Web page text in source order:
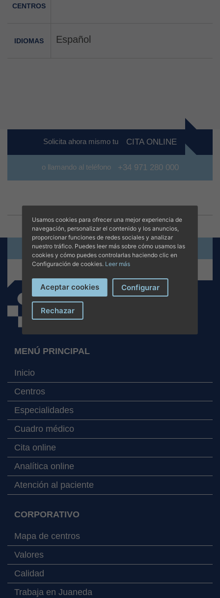
CENTROS
IDIOMAS Español
Solicita ahora mismo tu CITA ONLINE
o llamando al teléfono +34 971 280 000
Solicita cita online
+34 971 280 000
MENÚ PRINCIPAL
Inicio
Centros
Especialidades
Cuadro médico
Cita online
Analítica online
Atención al paciente
CORPORATIVO
Mapa de centros
Valores
Calidad
Trabaja en Juaneda
Usamos cookies para ofrecer una mejor experiencia de
navegación, personalizar el contenido y los anuncios,
proporcionar funciones de redes sociales y analizar
nuestro tráfico. Puedes leer más sobre cómo usamos las
cookies y cómo puedes controlarlas haciendo clic en
Configuración de cookies. Leer más
Aceptar cookies Configurar
Rechazar